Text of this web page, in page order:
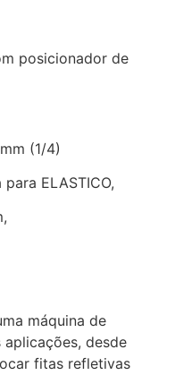
posicionador de
(1/4)
ELASTICO,
máquina de
desde
fitas refletivas